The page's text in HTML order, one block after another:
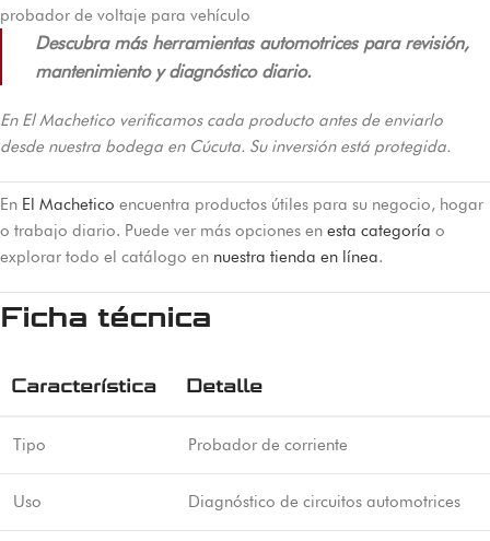
probador de voltaje para vehículo
Descubra más herramientas automotrices para revisión,
mantenimiento y diagnóstico diario.
En El Machetico verificamos cada producto antes de enviarlo
desde nuestra bodega en Cúcuta. Su inversión está protegida.
En El Machetico encuentra productos útiles para su negocio, hogar
o trabajo diario. Puede ver más opciones en esta categoría o
explorar todo el catálogo en nuestra tienda en línea.
Ficha técnica
Característica Detalle
Tipo Probador de corriente
Uso Diagnóstico de circuitos automotrices